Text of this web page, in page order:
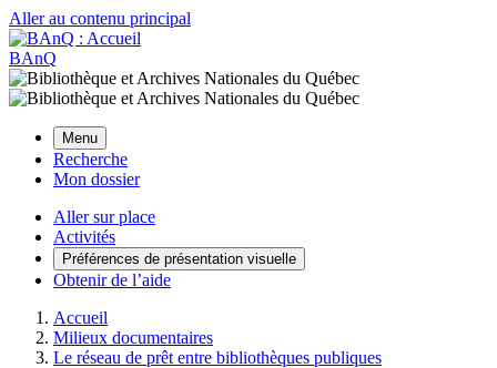
Aller au contenu principal
BAnQ
Menu
Recherche
Mon dossier
Aller sur place
Activités
Préférences de présentation visuelle
Obtenir de l’aide
Accueil
Milieux documentaires
Le réseau de prêt entre bibliothèques publiques